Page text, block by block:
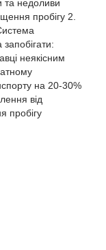
та недоливи
пробігу 2.
неякісним
на 20-30%
від
пробігу